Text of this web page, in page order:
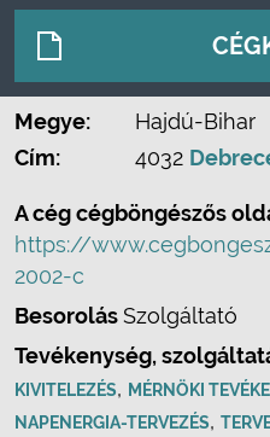
Megye:
Hajdú-Bihar
Cím:
4032
A cég cégböngészős
https://
2002-c
BesorolásSzolgáltató
Tevékenység,
KIVITELEZÉS, MÉRNÖKI
NAPENERGIA-TERVEZÉS,